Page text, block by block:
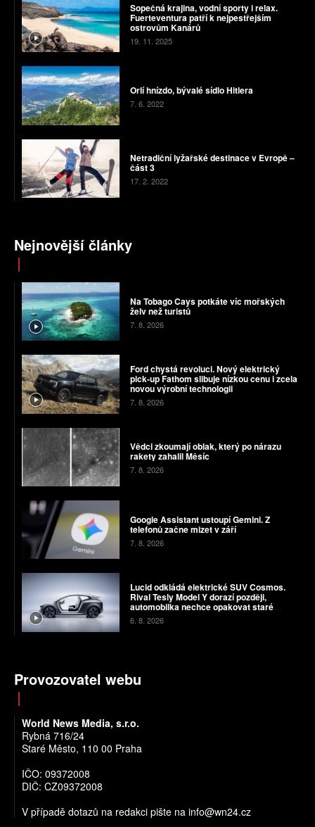
Sopečná krajina, vodní sporty i relax.
Fuerteventura patří k nejpestřejším
ostrovům Kanárů
19. 11. 2025
Orlí hnízdo, bývalé sídlo Hitlera
7. 6. 2022
Netradiční lyžařské destinace v Evropě –
část 3
17. 2. 2022
Nejnovější články
Na Tobago Cays potkáte víc mořských
želv než turistů
7. 8. 2026
Ford chystá revoluci. Nový elektrický
pick-up Fathom slibuje nízkou cenu i zcela
novou výrobní technologii
7. 8. 2026
Vědci zkoumají oblak, který po nárazu
rakety zahalil Měsíc
7. 8. 2026
Google Assistant ustoupí Gemini. Z
telefonů začne mizet v září
7. 8. 2026
Lucid odkládá elektrické SUV Cosmos.
Rival Tesly Model Y dorazí později,
automobilka nechce opakovat staré
chyby
6. 8. 2026
Provozovatel webu
World News Media, s.r.o.
Rybná 716/24
Staré Město, 110 00 Praha
IČO: 09372008
DIČ: CZ09372008
V případě dotazů na redakci pište na info@wn24.cz